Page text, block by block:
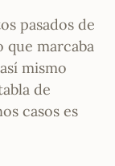
pasados de
marcaba
mismo
de
casos es